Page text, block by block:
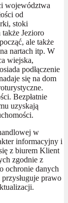
województwa
od
stoki
Jezioro
ale także
nartach itp. W
wiejska,
podłączenie
się na dom
Bezpłatnie
uzyskają
w
informacyjny i
z biurem Klient
zgodnie z
ochronie danych
prawo